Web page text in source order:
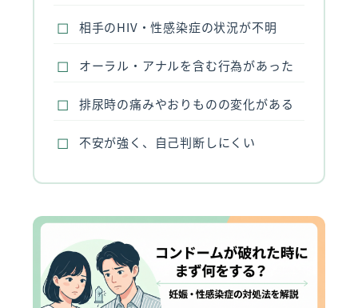
相手のHIV・性感染症の状況が不明
オーラル・アナルを含む行為があった
排尿時の痛みやおりものの変化がある
不安が強く、自己判断しにくい